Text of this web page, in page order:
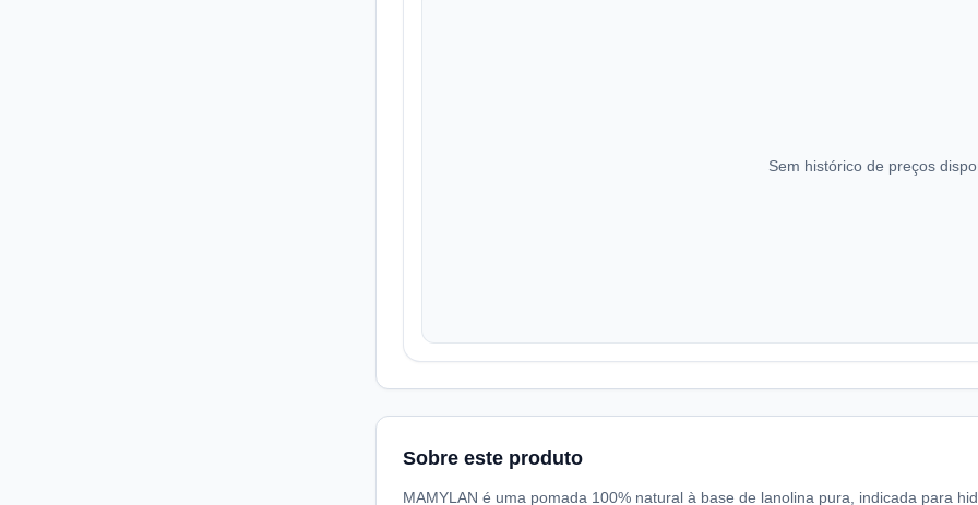
Sem histórico de preços
Sobre este produto
MAMYLAN é uma pomada 100% natural à base de lanolina pura, indicada para